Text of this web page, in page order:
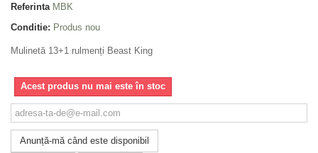
Referinta MBK
Conditie: Produs nou
Mulinetă 13+1 rulmenți Beast King
Acest produs nu mai este în stoc
Anunță-mă când este disponibil